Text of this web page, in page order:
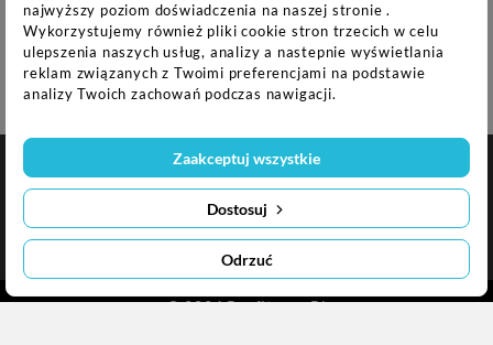
Nie przeznaczona do użytku komercyjnego
24-miesięczna gwarancja
NASZA FIRMA 
INFORMACJA O SKLEPIE 
© 2024 Profitness.pl
najwyższy poziom doświadczenia na naszej stronie .
Wykorzystujemy również pliki cookie stron trzecich w celu
ulepszenia naszych usług, analizy a nastepnie wyświetlania
reklam związanych z Twoimi preferencjami na podstawie
analizy Twoich zachowań podczas nawigacji.
Odrzuć
Dostosuj
Zaakceptuj wszystkie